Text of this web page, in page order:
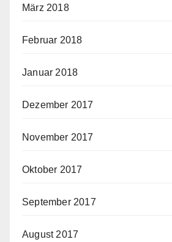
März 2018
Februar 2018
Januar 2018
Dezember 2017
November 2017
Oktober 2017
September 2017
August 2017